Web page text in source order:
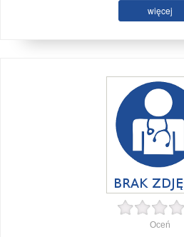
więcej
Oceń